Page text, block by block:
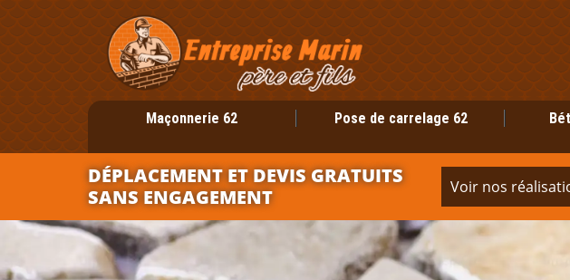
Maçonnerie 62 Pose de carrelage 62
DÉPLACEMENT ET DEVIS GRATUITS
SANS ENGAGEMENT
Voir nos